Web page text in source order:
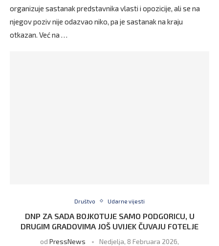
organizuje sastanak predstavnika vlasti i opozicije, ali se na
njegov poziv nije odazvao niko, pa je sastanak na kraju
otkazan. Već na …
Društvo Udarne vijesti
DNP ZA SADA BOJKOTUJE SAMO PODGORICU, U
DRUGIM GRADOVIMA JOŠ UVIJEK ČUVAJU FOTELJE
od PressNews Nedjelja, 8 Februara 2026,